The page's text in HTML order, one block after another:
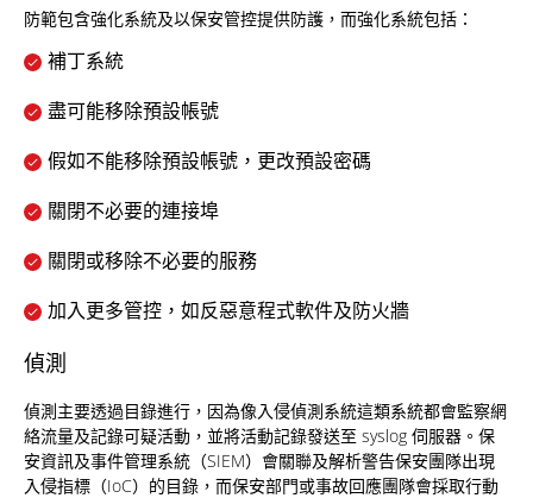
防範包含強化系統及以保安管控提供防護，而強化系統包括：
補丁系統
盡可能移除預設帳號
假如不能移除預設帳號，更改預設密碼
關閉不必要的連接埠
關閉或移除不必要的服務
加入更多管控，如反惡意程式軟件及防火牆
偵測
偵測主要透過目錄進行，因為像入侵偵測系統這類系統都會監察網
絡流量及記錄可疑活動，並將活動記錄發送至 syslog 伺服器。保
安資訊及事件管理系統（SIEM）會關聯及解析警告保安團隊出現
入侵指標（IoC）的目錄，而保安部門或事故回應團隊會採取行動